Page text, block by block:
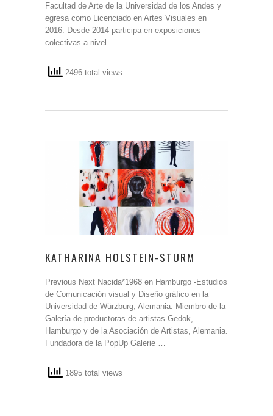
Facultad de Arte de la Universidad de los Andes y
egresa como Licenciado en Artes Visuales en
2016. Desde 2014 participa en exposiciones
colectivas a nivel …
2496 total views
KATHARINA HOLSTEIN-STURM
Previous Next Nacida*1968 en Hamburgo -Estudios
de Comunicación visual y Diseño gráfico en la
Universidad de Würzburg, Alemania. Miembro de la
Galería de productoras de artistas Gedok,
Hamburgo y de la Asociación de Artistas, Alemania.
Fundadora de la PopUp Galerie …
1895 total views